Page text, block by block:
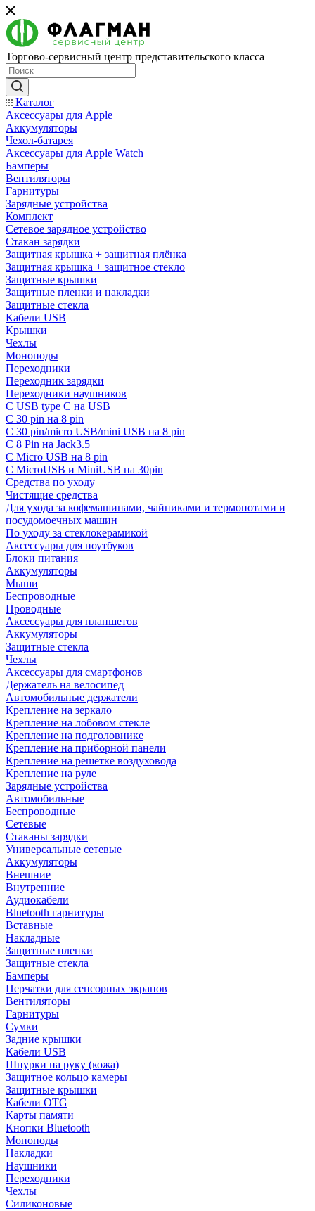
Торгово-сервисный центр представительского класса
Каталог
Аксессуары для Apple
Аккумуляторы
Чехол-батарея
Аксессуары для Apple Watch
Бамперы
Вентиляторы
Гарнитуры
Зарядные устройства
Комплект
Сетевое зарядное устройство
Стакан зарядки
Защитная крышка + защитная плёнка
Защитная крышка + защитное стекло
Защитные крышки
Защитные пленки и накладки
Защитные стекла
Кабели USB
Крышки
Чехлы
Моноподы
Переходники
Переходник зарядки
Переходники наушников
С USB type C на USB
С 30 pin на 8 pin
С 30 pin/micro USB/mini USB на 8 pin
С 8 Pin на Jack3.5
С Micro USB на 8 pin
С MicroUSB и MiniUSB на 30pin
Средства по уходу
Чистящие средства
Для ухода за кофемашинами, чайниками и термопотами и
посудомоечных машин
По уходу за стеклокерамикой
Аксессуары для ноутбуков
Блоки питания
Аккумуляторы
Мыши
Беспроводные
Проводные
Аксессуары для планшетов
Аккумуляторы
Защитные стекла
Чехлы
Аксессуары для смартфонов
Держатель на велосипед
Автомобильные держатели
Крепление на зеркало
Крепление на лобовом стекле
Крепление на подголовнике
Крепление на приборной панели
Крепление на решетке воздуховода
Крепление на руле
Зарядные устройства
Автомобильные
Беспроводные
Сетевые
Стаканы зарядки
Универсальные сетевые
Аккумуляторы
Внешние
Внутренние
Аудиокабели
Bluetooth гарнитуры
Вставные
Накладные
Защитные пленки
Защитные стекла
Бамперы
Перчатки для сенсорных экранов
Вентиляторы
Гарнитуры
Сумки
Задние крышки
Кабели USB
Шнурки на руку (кожа)
Защитное кольцо камеры
Защитные крышки
Кабели OTG
Карты памяти
Кнопки Bluetooth
Моноподы
Накладки
Наушники
Переходники
Чехлы
Силиконовые